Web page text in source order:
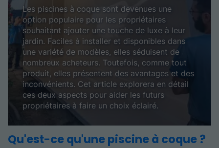
Les piscines à coque sont devenues une
option populaire pour les propriétaires
souhaitant ajouter une touche de luxe à leur
jardin. Faciles à installer et disponibles dans
une variété de modèles, elles séduisent de
nombreux acheteurs. Toutefois, comme tout
produit, elles présentent des avantages et des
inconvénients. Cet article explorera en détail
ces deux aspects pour aider les futurs
propriétaires à faire un choix éclairé.
Qu'est-ce qu'une piscine à coque ?